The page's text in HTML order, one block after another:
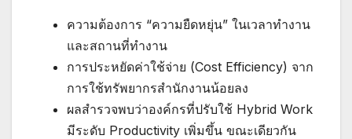
ความต้องการ “ความยืดหยุ่น” ในเวลาทำงาน
และสถานที่ทำงาน
การประหยัดค่าใช้จ่าย (Cost Efficiency) จาก
การใช้ทรัพยากรสำนักงานน้อยลง
ผลสำรวจพบว่าองค์กรที่ปรับใช้ Hybrid Work
มีระดับ Productivity เพิ่มขึ้น ขณะเดียวกัน